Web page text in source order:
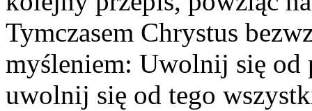
Tymczasem Chrystus
myśleniem: Uwolnij się
uwolnij się od tego